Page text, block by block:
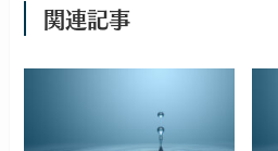
関連記事